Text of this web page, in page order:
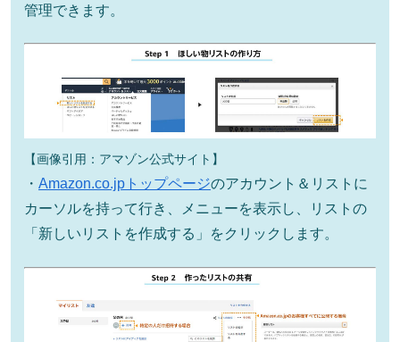
管理できます。
【画像引用：アマゾン公式サイト】
・ Amazon.co.jpトップページのアカウント＆リストに
カーソルを持って行き、メニューを表示し、リストの
「新しいリストを作成する」をクリックします。